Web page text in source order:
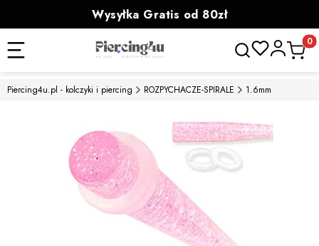
Wysyłka Gratis od 80zł
powyżej 100zł prezent
Otwórz
Piercing4u.pl - kolczyki i piercing ROZPYCHACZE-SPIRALE 1.6mm